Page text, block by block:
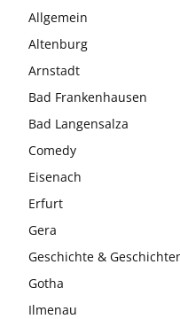
Allgemein
Altenburg
Arnstadt
Bad Frankenhausen
Bad Langensalza
Comedy
Eisenach
Erfurt
Gera
Geschichte &
Gotha
Ilmenau